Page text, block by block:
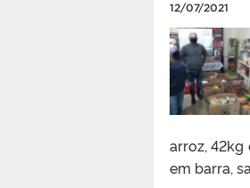
12/07/2021
arroz, 42kg
em barra,